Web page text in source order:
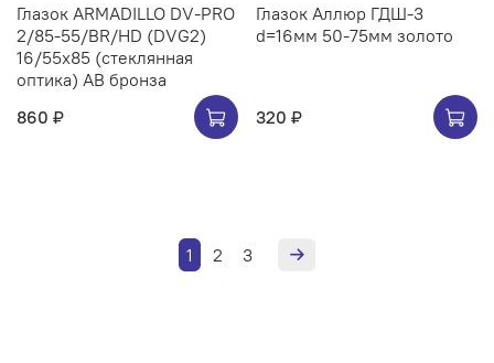
Глазок ARMADILLO DV-PRO
2/85-55/BR/HD (DVG2)
16/55x85 (стеклянная
оптика) AB бронза
860 ₽
Глазок Аллюр ГДШ-3
d=16мм 50-75мм золото
320 ₽
1 2 3